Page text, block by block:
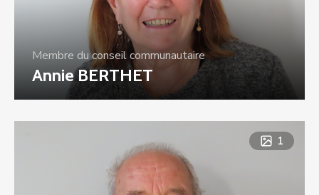
Membre du conseil communautaire
Annie BERTHET
1